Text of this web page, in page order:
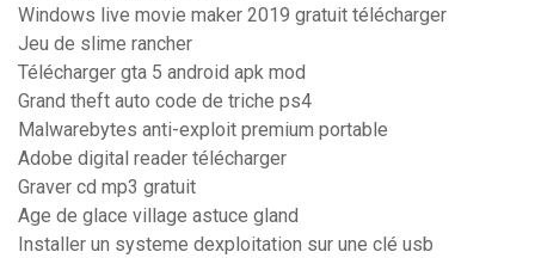
Windows live movie maker 2019 gratuit télécharger
Jeu de slime rancher
Télécharger gta 5 android apk mod
Grand theft auto code de triche ps4
Malwarebytes anti-exploit premium portable
Adobe digital reader télécharger
Graver cd mp3 gratuit
Age de glace village astuce gland
Installer un systeme dexploitation sur une clé usb